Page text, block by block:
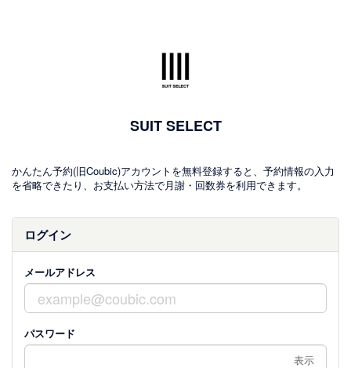
SUIT SELECT
かんたん予約(旧Coubic)アカウントを無料登録すると、予約情報の入力
を省略できたり、お支払い方法で月謝・回数券を利用できます。
ログイン
メールアドレス
パスワード
表示